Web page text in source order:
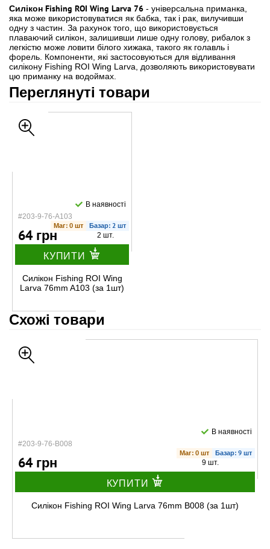
Силікон Fishing ROI Wing Larva 76 - універсальна приманка,
яка може використовуватися як бабка, так і рак, вилучивши
одну з частин. За рахунок того, що використовується
плаваючий силікон, залишивши лише одну голову, рибалок з
легкістю може ловити білого хижака, такого як голавль і
форель. Компоненти, які застосовуються для відливання
силікону Fishing ROI Wing Larva, дозволяють використовувати
цю приманку на водоймах.
Переглянуті товари
#203-9-76-A103
В наявності
Маг: 0 шт Базар: 2 шт
64 грн 2 шт.
КУПИТИ
Силікон Fishing ROI Wing
Larva 76mm A103 (за 1шт)
Схожі товари
#203-9-76-B008
В наявності
Маг: 0 шт Базар: 9 шт
64 грн 9 шт.
КУПИТИ
Силікон Fishing ROI Wing Larva 76mm B008 (за 1шт)